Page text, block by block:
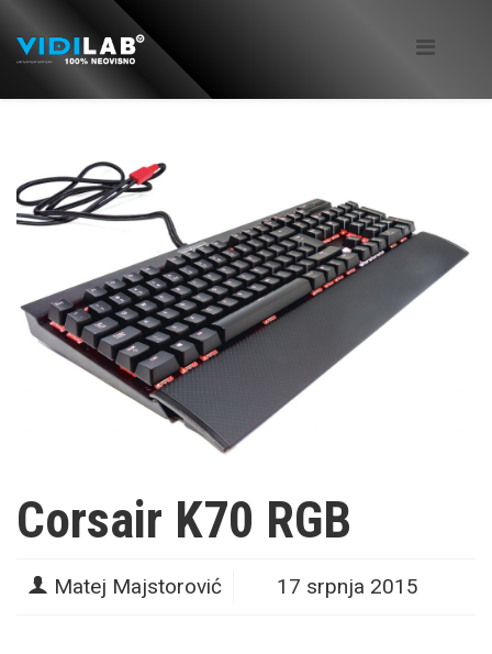
Corsair K70 RGB
Matej Majstorović 17 srpnja 2015